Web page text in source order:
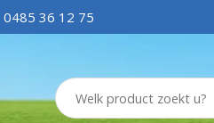
0485 36 12 75